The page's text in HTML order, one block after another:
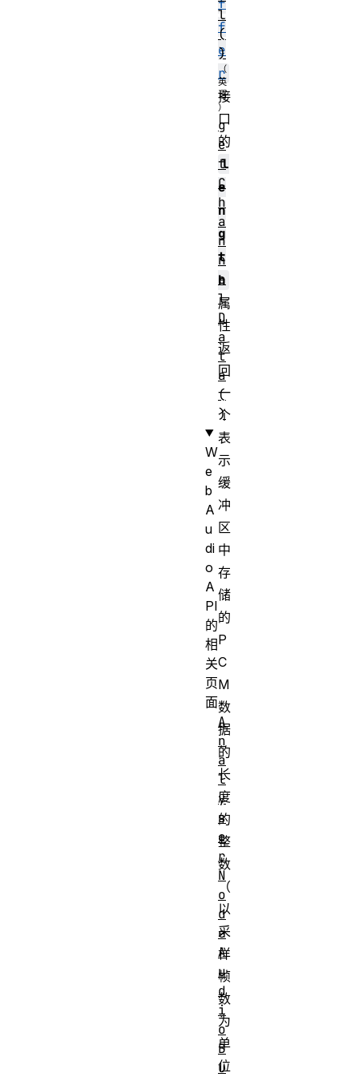
f
f
e
r
接
口
的
l
e
n
g
t
h
属
性
返
回
一
个
表
示
缓
冲
区
中
存
储
的
P
C
M
数
据
的
长
度
的
整
数
（
以
采
样
帧
数
为
单
位
l
(
)
g
e
t
C
h
a
n
n
e
l
D
a
t
a
(
)
W
e
b
A
u
di
o
A
PI
的
相
关
页
面
A
n
a
l
y
s
e
r
N
o
d
e
A
u
d
i
o
B
u